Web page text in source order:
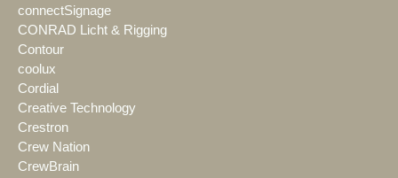
connectSignage
CONRAD Licht & Rigging
Contour
coolux
Cordial
Creative Technology
Crestron
Crew Nation
CrewBrain